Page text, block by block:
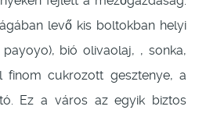
levő kis boltokban helyi
bió olivaolaj, , sonka,
finom cukrozott gesztenye, a
Ez a város az egyik biztos